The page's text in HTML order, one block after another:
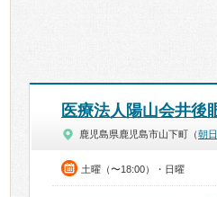
医療法人陽山会井後
鹿児島県鹿児島市山下町（朝
土曜（〜18:00）・日曜